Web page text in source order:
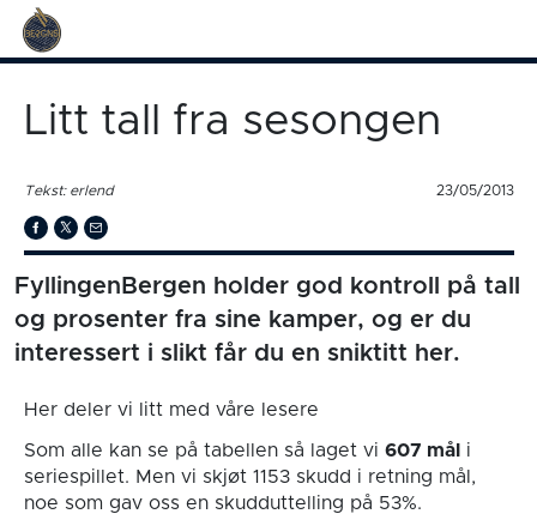
Litt tall fra sesongen
Tekst: erlend 23/05/2013
FyllingenBergen holder god kontroll på tall
og prosenter fra sine kamper, og er du
interessert i slikt får du en sniktitt her.
Her deler vi litt med våre lesere
Som alle kan se på tabellen så laget vi 607 måli
seriespillet. Men vi skjøt 1153 skudd i retning mål,
noe som gav oss en skudduttelling på 53%.